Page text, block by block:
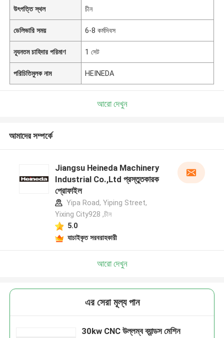
উৎপত্তি স্থল চীন
ডেলিভারি সময় 6-8 কর্মদিবস
ন্যূনতম চাহিদার পরিমাণ 1 সেট
পরিচিতিমুলক নাম HEINEDA
আরো দেখুন
আমাদের সম্পর্কে
Jiangsu Heineda Machinery
Industrial Co.,Ltd প্রস্তুতকারক
প্রোফাইল
Yipa Road, Yiping Street,
Yixing City928 ,চীন
5.0
যাচাইকৃত সরবরাহকারী
আরো দেখুন
এর সেরা মূল্য পান
30kw CNC উল্লম্ব ব্যান্ডস মেশিন